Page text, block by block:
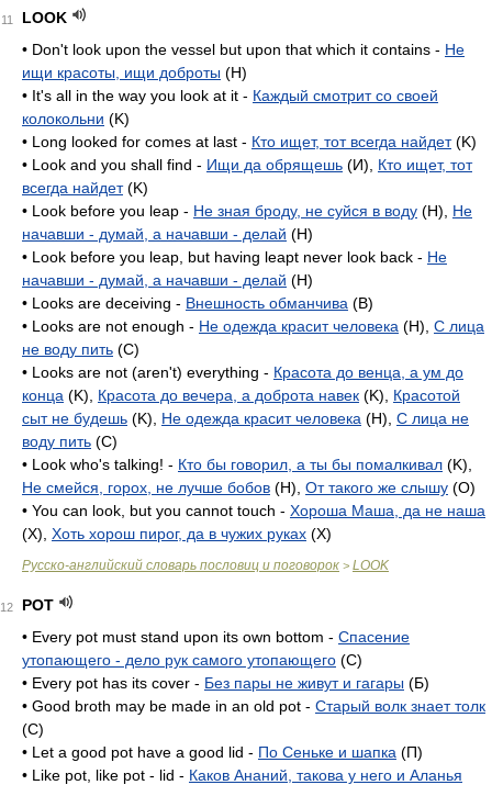
11
LOOK
• Don't look upon the vessel but upon that which it contains - Не
ищи красоты, ищи доброты (H)
• It's all in the way you look at it - Каждый смотрит со своей
колокольни (K)
• Long looked for comes at last - Кто ищет, тот всегда найдет(K)
• Look and you shall find - Ищи да обрящешь (И), Кто ищет, тот
всегда найдет(K)
• Look before you leap - Не зная броду, не суйся в воду (H), Не
начавши - думай, а начавши - делай (H)
• Look before you leap, but having leapt never look back - Не
начавши - думай, а начавши - делай (H)
• Looks are deceiving - Внешность обманчива (B)
• Looks are not enough - Не одежда красит человека (H), С лица
не воду пить (C)
• Looks are not (aren't) everything - Красота до венца, а ум до
конца (K), Красота до вечера, а доброта навек (K), Красотой
сыт не будешь (K), Не одежда красит человека (H), С лица не
воду пить (C)
• Look who's talking! - Кто бы говорил, а ты бы помалкивал (K),
Не смейся, горох, не лучше бобов (H), От такого же слышу (O)
• You can look, but you cannot touch - Хороша Маша, да не наша
(X), Хоть хорош пирог, да в чужих руках (X)
Русско-английский словарь пословиц и поговорок > LOOK
12
POT
• Every pot must stand upon its own bottom - Спасение
утопающего - дело рук самого утопающего (C)
• Every pot has its cover - Без пары не живут и гагары (Б)
• Good broth may be made in an old pot - Старый волк знает толк
(C)
• Let a good pot have a good lid - По Сеньке и шапка (П)
• Like pot, like pot - lid - Каков Ананий, такова у него и Аланья